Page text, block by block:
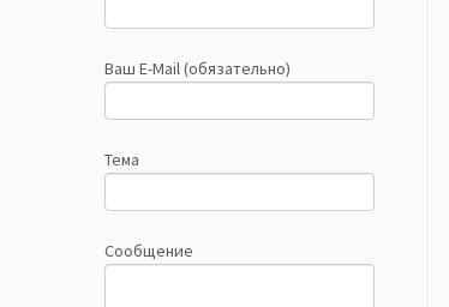
Ваш E-Mail (обязательно)
Тема
Сообщение